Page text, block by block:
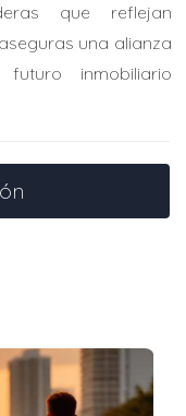
puede
un siniestro.
constructivos han
profesionales.
EN
que reflejan
una alianza
inmobiliario